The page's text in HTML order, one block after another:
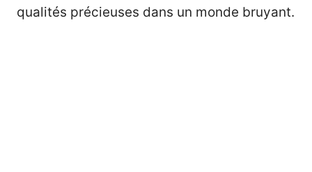
qualités précieuses dans un monde bruyant.